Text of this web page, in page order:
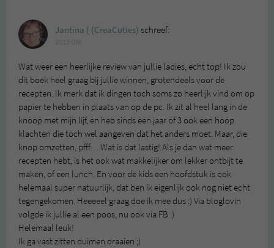
Jantina ( (CreaCuties) schreef:
Wat weer een heerlijke review van jullie ladies, echt top! Ik zou
dit boek heel graag bij jullie winnen, grotendeels voor de
recepten. Ik merk dat ik dingen toch soms zo heerlijk vind om op
papier te hebben in plaats van op de pc. Ik zit al heel lang in de
knoop met mijn lijf, en heb sinds een jaar of 3 ook een hoop
klachten die toch wel aangeven dat het anders moet. Maar, die
knop omzetten, pfff… Wat is dat lastig! Als je dan wat meer
recepten hebt, is het ook wat makkelijker om lekker ontbijt te
maken, of een lunch. En voor de kids een hoofdstuk is ook
helemaal super natuurlijk, dat ben ik eigenlijk ook nog niet echt
tegengekomen. Heeeeel graag doe ik mee dus :) Via bloglovin
volgde ik jullie al een poos, nu ook via FB :)
Helemaal leuk!
Ik ga vast zitten duimen draaien ;)